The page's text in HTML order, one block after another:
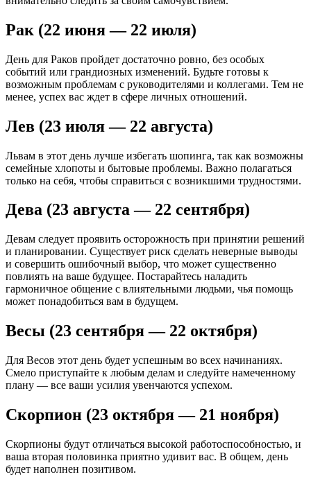
Рак (22 июня — 22 июля)
День для Раков пройдет достаточно ровно, без особых
событий или грандиозных изменений. Будьте готовы к
возможным проблемам с руководителями и коллегами. Тем не
менее, успех вас ждет в сфере личных отношений.
Лев (23 июля — 22 августа)
Львам в этот день лучше избегать шопинга, так как возможны
семейные хлопоты и бытовые проблемы. Важно полагаться
только на себя, чтобы справиться с возникшими трудностями.
Дева (23 августа — 22 сентября)
Девам следует проявить осторожность при принятии решений
и планировании. Существует риск сделать неверные выводы
и совершить ошибочный выбор, что может существенно
повлиять на ваше будущее. Постарайтесь наладить
гармоничное общение с влиятельными людьми, чья помощь
может понадобиться вам в будущем.
Весы (23 сентября — 22 октября)
Для Весов этот день будет успешным во всех начинаниях.
Смело приступайте к любым делам и следуйте намеченному
плану — все ваши усилия увенчаются успехом.
Скорпион (23 октября — 21 ноября)
Скорпионы будут отличаться высокой работоспособностью, и
ваша вторая половинка приятно удивит вас. В общем, день
будет наполнен позитивом.